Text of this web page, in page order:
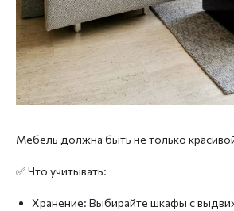
Мебель должна быть не только
✅ Что учитывать:
Хранение: Выбирайте шкафы с